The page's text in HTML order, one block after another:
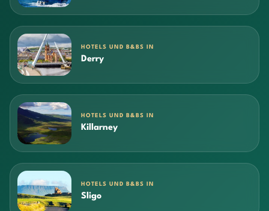
HOTELS UND B&BS IN
Derry
HOTELS UND B&BS IN
Killarney
HOTELS UND B&BS IN
Sligo